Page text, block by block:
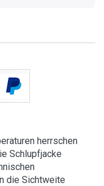
herrschen
Schlupfjacke
die Sichtweite